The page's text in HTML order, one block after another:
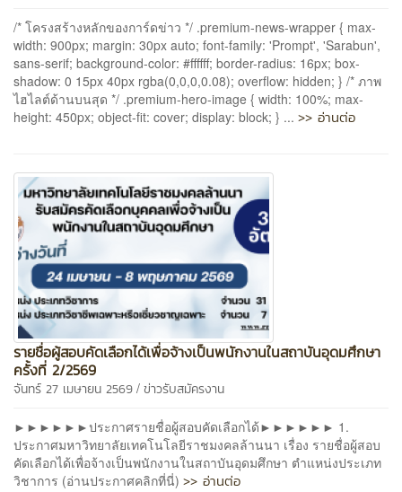
/* โครงสร้างหลักของการ์ดข่าว */ .premium-news-wrapper { max-
width: 900px; margin: 30px auto; font-family: 'Prompt', 'Sarabun',
sans-serif; background-color: #ffffff; border-radius: 16px; box-
shadow: 0 15px 40px rgba(0,0,0,0.08); overflow: hidden; } /* ภาพ
ไฮไลต์ด้านบนสุด */ .premium-hero-image { width: 100%; max-
height: 450px; object-fit: cover; display: block; } ... >> อ่านต่อ
รายชื่อผู้สอบคัดเลือกได้เพื่อจ้างเป็นพนักงานในสถาบันอุดมศึกษา
ครั้งที่ 2/2569
จันทร์ 27 เมษายน 2569 / ข่าวรับสมัครงาน
►►►►►►ประกาศรายชื่อผู้สอบคัดเลือกได้►►►►►► 1.
ประกาศมหาวิทยาลัยเทคโนโลยีราชมงคลล้านนา เรื่อง รายชื่อผู้สอบ
คัดเลือกได้เพื่อจ้างเป็นพนักงานในสถาบันอุดมศึกษา ตำแหน่งประเภท
วิชาการ (อ่านประกาศคลิกที่นี่) >> อ่านต่อ